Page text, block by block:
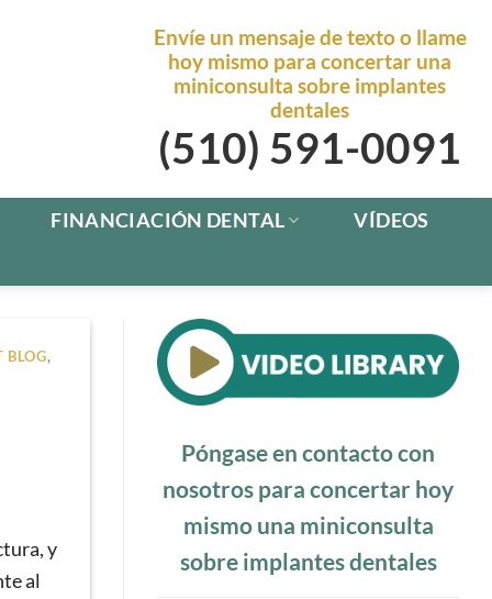
Envíe un mensaje de texto o llame
hoy mismo para concertar una
miniconsulta sobre implantes
dentales
(510) 591-0091
FINANCIACIÓN DENTAL
VÍDEOS
BLOG,
y
al
Póngase en contacto con
nosotros para concertar hoy
mismo una miniconsulta
sobre implantes dentales